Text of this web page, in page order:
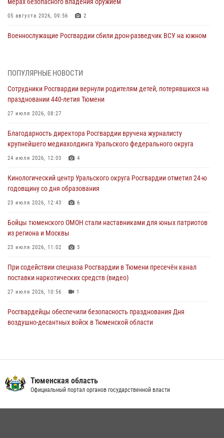
05 августа 2026, 09:56 2
Военнослужащие Росгвардии сбили дрон-разведчик ВСУ на южном
масштабных спортивных событий на Урале
05 августа 2026, 05:22
виновника ДТП
05 августа 2026, 05:15
труженицу тыла из Тюмени
04 августа 2026, 11:07
условиях в Тюменской области (видео)
04 августа 2026, 06:28
ПОПУЛЯРНЫЕ НОВОСТИ
Сотрудники Росгвардии вернули родителям детей, потерявшихся на
праздновании 440-летия Тюмени
27 июля 2026, 08:27
Благодарность директора Росгвардии вручена журналисту
крупнейшего медиахолдинга Уральского федерального округа
24 июля 2026, 12:03 4
Кинологический центр Уральского округа Росгвардии отметил 24-ю
годовщину со дня образования
23 июля 2026, 12:43 6
Бойцы тюменского ОМОН стали наставниками для юных патриотов
из региона и Москвы
23 июля 2026, 11:02 3
При содействии спецназа Росгвардии в Тюмени пресечён канал
поставки наркотических средств (видео)
27 июля 2026, 10:56 1
Росгвардейцы обеспечили безопасность празднования Дня
воздушно-десантных войск в Тюменской области
10 июля 2026, 11:46 7
Тюменская область
Официальный портал органов государственной власти